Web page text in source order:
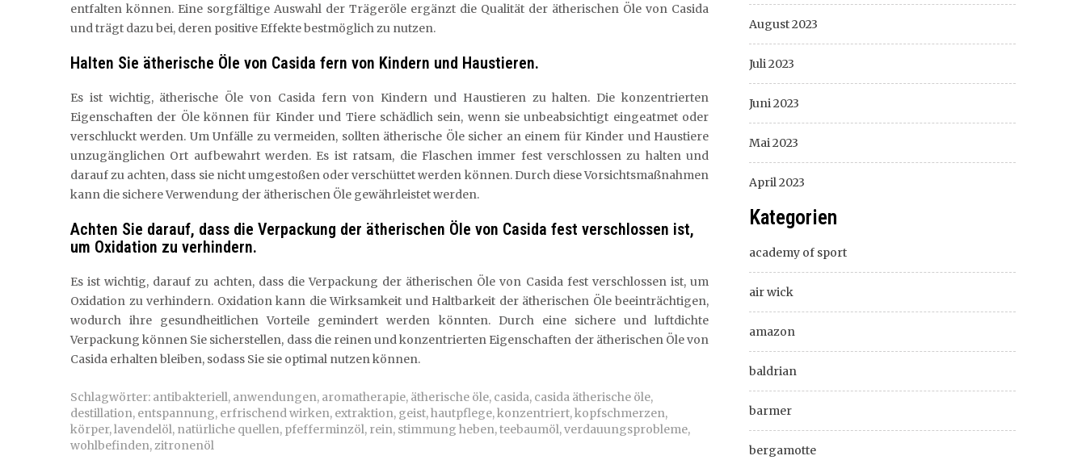
entfalten können. Eine sorgfältige Auswahl der Trägeröle ergänzt die Qualität der ätherischen Öle von Casida
und trägt dazu bei, deren positive Effekte bestmöglich zu nutzen.
Halten Sie ätherische Öle von Casida fern von Kindern und Haustieren.
Es ist wichtig, ätherische Öle von Casida fern von Kindern und Haustieren zu halten. Die konzentrierten
Eigenschaften der Öle können für Kinder und Tiere schädlich sein, wenn sie unbeabsichtigt eingeatmet oder
verschluckt werden. Um Unfälle zu vermeiden, sollten ätherische Öle sicher an einem für Kinder und Haustiere
unzugänglichen Ort aufbewahrt werden. Es ist ratsam, die Flaschen immer fest verschlossen zu halten und
darauf zu achten, dass sie nicht umgestoßen oder verschüttet werden können. Durch diese Vorsichtsmaßnahmen
kann die sichere Verwendung der ätherischen Öle gewährleistet werden.
Achten Sie darauf, dass die Verpackung der ätherischen Öle von Casida fest verschlossen ist,
um Oxidation zu verhindern.
Es ist wichtig, darauf zu achten, dass die Verpackung der ätherischen Öle von Casida fest verschlossen ist, um
Oxidation zu verhindern. Oxidation kann die Wirksamkeit und Haltbarkeit der ätherischen Öle beeinträchtigen,
wodurch ihre gesundheitlichen Vorteile gemindert werden könnten. Durch eine sichere und luftdichte
Verpackung können Sie sicherstellen, dass die reinen und konzentrierten Eigenschaften der ätherischen Öle von
Casida erhalten bleiben, sodass Sie sie optimal nutzen können.
Schlagwörter: antibakteriell, anwendungen, aromatherapie, ätherische öle, casida, casida ätherische öle,
destillation, entspannung, erfrischend wirken, extraktion, geist,hautpflege,konzentriert,kopfschmerzen,
körper,lavendelöl, natürliche quellen, pfefferminzöl, rein, stimmung heben,teebaumöl,verdauungsprobleme,
wohlbefinden, zitronenöl
August 2023
Juli 2023
Juni 2023
Mai 2023
April 2023
Kategorien
academy of sport
air wick
amazon
baldrian
barmer
bergamotte